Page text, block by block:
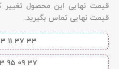
قیمت نهایی این محصول تغییر
قیمت نهایی تماس بگیرید.
33 37 11 33 - 021​
37 09 95 33 - 021​